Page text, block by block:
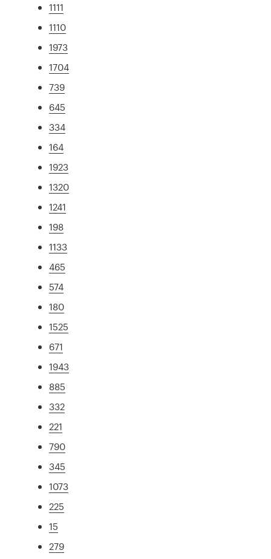
1111
1110
1973
1704
739
645
334
164
1923
1320
1241
198
1133
465
574
180
1525
671
1943
885
332
221
790
345
1073
225
15
279